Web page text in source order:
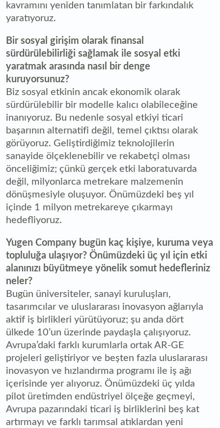
kavramını yeniden tanımlatan bir farkındalık
yaratıyoruz.
Bir sosyal girişim olarak finansal
sürdürülebilirliği sağlamak ile sosyal etki
yaratmak arasında nasıl bir denge
kuruyorsunuz?
Biz sosyal etkinin ancak ekonomik olarak
sürdürülebilir bir modelle kalıcı olabileceğine
inanıyoruz. Bu nedenle sosyal etkiyi ticari
başarının alternatifi değil, temel çıktısı olarak
görüyoruz. Geliştirdiğimiz teknolojilerin
sanayide ölçeklenebilir ve rekabetçi olması
önceliğimiz; çünkü gerçek etki laboratuvarda
değil, milyonlarca metrekare malzemenin
dönüşmesiyle oluşuyor. Önümüzdeki beş yıl
içinde 1 milyon metrekareye çıkarmayı
hedefliyoruz.
Yugen Company bugün kaç kişiye, kuruma veya
topluluğa ulaşıyor? Önümüzdeki üç yıl için etki
alanınızı büyütmeye yönelik somut hedefleriniz
neler?
Bugün üniversiteler, sanayi kuruluşları,
tasarımcılar ve uluslararası inovasyon ağlarıyla
aktif iş birlikleri yürütüyoruz; şu anda dört
ülkede 10’un üzerinde paydaşla çalışıyoruz.
Avrupa’daki farklı kurumlarla ortak AR-GE
projeleri geliştiriyor ve beşten fazla uluslararası
inovasyon ve hızlandırma programı ile iş ağı
içerisinde yer alıyoruz. Önümüzdeki üç yılda
pilot üretimden endüstriyel ölçeğe geçmeyi,
Avrupa pazarındaki ticari iş birliklerini beş kat
artırmayı ve farklı tarımsal atıklardan yeni